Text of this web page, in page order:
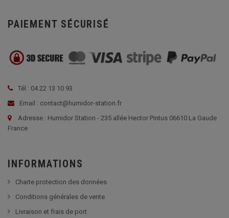
PAIEMENT SÉCURISÉ
Tél : 04 22 13 10 93
Email : contact@humidor-station.fr
Adresse : Humidor Station - 235 allée Hector Pintus 06610 La Gaude
France
INFORMATIONS
Charte protection des données
Conditions générales de vente
Livraison et frais de port